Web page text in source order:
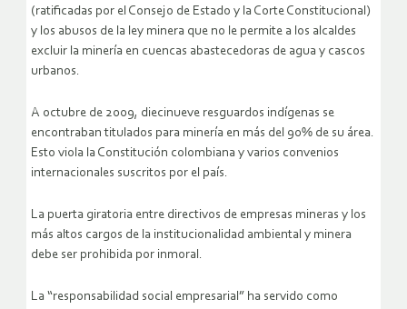
(ratificadas por el Consejo de Estado y la Corte Constitucional)
y los abusos de la ley minera que no le permite a los alcaldes
excluir la minería en cuencas abastecedoras de agua y cascos
urbanos.
A octubre de 2009, diecinueve resguardos indígenas se
encontraban titulados para minería en más del 90% de su área.
Esto viola la Constitución colombiana y varios convenios
internacionales suscritos por el país.
La puerta giratoria entre directivos de empresas mineras y los
más altos cargos de la institucionalidad ambiental y minera
debe ser prohibida por inmoral.
La “responsabilidad social empresarial” ha servido como